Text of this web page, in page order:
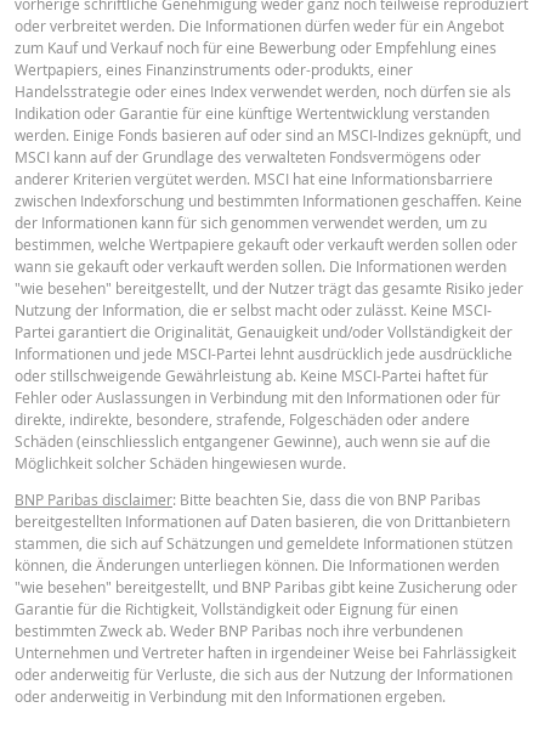
Die im Rechner angezeigten Preise sind Richtwerte und spiegeln nicht die
aktuellen oder zukünftigen Handelspreise wider. Der Rechner geht von
konstanten Finanzierungskostenprozentsatz aus, der sich jedoch
möglicherweise ständig ändert. Die Rendite von Produkten mit einem
der in einer Währung kotiert, kann durch Wechselkurseffekte beeinflusst
werden. Der Rechner berücksichtigt nicht die Differenz zwischen Geld- und
Briefkurs (Spread) und etwaigen Dividenden (und Dividendensteuer). Dieser
Rechner geht von einer konstanten Gap-Risikoprämie aus, kann sich jedoch
jederzeit ändern und sich daher negativ oder positiv auf die Rendite
Die "Indikative Gap Risk Prämie" wird auf der Grundlage des aktuellen
Geldkurses berechnet und kann von der tatsächlichen Gap-Risk-Prämie
abweichen. Der Einfluss des periodischen Rollens von Futures wird im
ebenfalls nicht berücksichtigt. Angezeigte Werte können aufgrund von
Rundungen auch von der tatsächlichen Wertentwicklung abweichen.
BNP Paribas fungiert nicht als Ihr Rechts- oder Steuerberater,
oder Anlageberater und ist Ihnen gegenüber in Bezug auf den Rechner und /
oder im Zusammenhang mit Transaktionen in Produkten von BNP Paribas
anderen damit verbundenen Transaktionen nicht treuhänderisch
können sich bei Anlageberatungen oder Empfehlungen jeglicher Art nicht
beruhen, die als zuverlässig gelten, kann deren Richtigkeit oder
nicht garantiert werden. BNP Paribas gibt keine Garantie in Bezug auf die
Rechner bereitgestellten Informationen und übernimmt keinerlei Haftung
direkte, indirekte, besondere, zufällige, immaterielle oder Folgeschäden
(einschliesslich entgangenen Gewinns), die in irgendeiner Weise aus der
Verwendung des Rechners durch Sie entstehen oder Ihre Berater oder die
enthaltenen Informationen. Die eingegebenen Wechselkursdaten stammen
BNP Paribas und gelten ausschliesslich zu dem angegebenen Datum. Die
Rechner angezeigten Preise sind Richtwerte und dienen nur zu
Informationszwecken. Preisinformationen sind keine Aufforderung oder ein
Key Information Document (EN) PDF
Key Information Document (FR)
PREISINFORMATION
Latest Product Quotes CSV
oder verbreitet werden. Die Informationen dürfen weder für ein Angebot
zum Kauf und Verkauf noch für eine Bewerbung oder Empfehlung eines
Wertpapiers, eines Finanzinstruments oder-produkts, einer
Handelsstrategie oder eines Index verwendet werden, noch dürfen sie als
Indikation oder Garantie für eine künftige Wertentwicklung verstanden
werden. Einige Fonds basieren auf oder sind an MSCI-Indizes geknüpft, und
MSCI kann auf der Grundlage des verwalteten Fondsvermögens oder
anderer Kriterien vergütet werden. MSCI hat eine Informationsbarriere
zwischen Indexforschung und bestimmten Informationen geschaffen. Keine
der Informationen kann für sich genommen verwendet werden, um zu
bestimmen, welche Wertpapiere gekauft oder verkauft werden sollen oder
wann sie gekauft oder verkauft werden sollen. Die Informationen werden
"wie besehen" bereitgestellt, und der Nutzer trägt das gesamte Risiko jeder
Nutzung der Information, die er selbst macht oder zulässt. Keine MSCI-
Partei garantiert die Originalität, Genauigkeit und/oder Vollständigkeit der
Informationen und jede MSCI-Partei lehnt ausdrücklich jede ausdrückliche
oder stillschweigende Gewährleistung ab. Keine MSCI-Partei haftet für
Fehler oder Auslassungen in Verbindung mit den Informationen oder für
direkte, indirekte, besondere, strafende, Folgeschäden oder andere
Schäden (einschliesslich entgangener Gewinne), auch wenn sie auf die
Möglichkeit solcher Schäden hingewiesen wurde.
BNP Paribas disclaimer: Bitte beachten Sie, dass die von BNP Paribas
bereitgestellten Informationen auf Daten basieren, die von Drittanbietern
stammen, die sich auf Schätzungen und gemeldete Informationen stützen
können, die Änderungen unterliegen können. Die Informationen werden
"wie besehen" bereitgestellt, und BNP Paribas gibt keine Zusicherung oder
Garantie für die Richtigkeit, Vollständigkeit oder Eignung für einen
bestimmten Zweck ab. Weder BNP Paribas noch ihre verbundenen
Unternehmen und Vertreter haften in irgendeiner Weise bei Fahrlässigkeit
oder anderweitig für Verluste, die sich aus der Nutzung der Informationen
oder anderweitig in Verbindung mit den Informationen ergeben.